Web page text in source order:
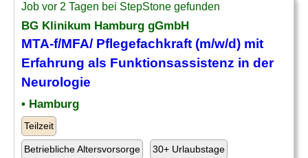
Job vor 2 Tagen bei StepStone gefunden
BG Klinikum Hamburg gGmbH
MTA-f/MFA/ Pflegefachkraft (m/w/d) mit
Erfahrung als Funktionsassistenz in der
Neurologie
• Hamburg
Teilzeit
Betriebliche Altersvorsorge 30+ Urlaubstage